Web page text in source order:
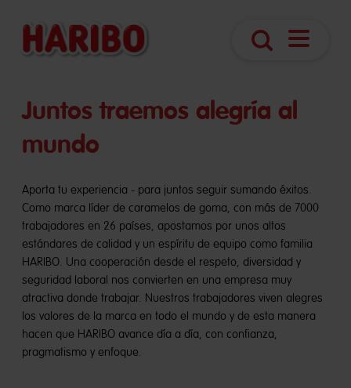
Juntos traemos alegría al
mundo
Aporta tu experiencia - para juntos seguir sumando éxitos.
Como marca líder de caramelos de goma, con más de 7000
trabajadores en 26 países, apostamos por unos altos
estándares de calidad y un espíritu de equipo como familia
HARIBO. Una cooperación desde el respeto, diversidad y
seguridad laboral nos convierten en una empresa muy
atractiva donde trabajar. Nuestros trabajadores viven alegres
los valores de la marca en todo el mundo y de esta manera
hacen que HARIBO avance día a día, con confianza,
pragmatismo y enfoque.